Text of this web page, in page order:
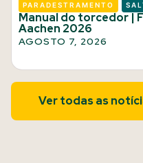
PARADESTRAMENTO
Manual do torcedor |
Aachen 2026
AGOSTO 7, 2026
Ver todas as